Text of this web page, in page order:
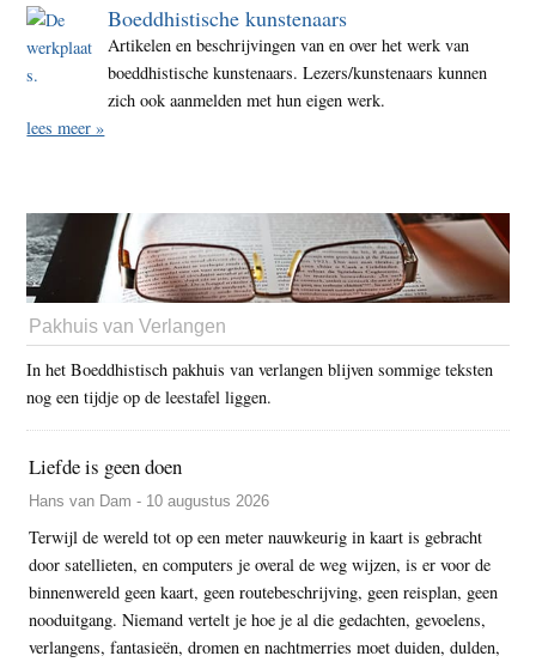
Boeddhistische kunstenaars
Artikelen en beschrijvingen van en over het werk van
boeddhistische kunstenaars. Lezers/kunstenaars kunnen
zich ook aanmelden met hun eigen werk.
lees meer »
Pakhuis van Verlangen
In het Boeddhistisch pakhuis van verlangen blijven sommige teksten
nog een tijdje op de leestafel liggen.
Liefde is geen doen
Hans van Dam - 10 augustus 2026
Terwijl de wereld tot op een meter nauwkeurig in kaart is gebracht
door satellieten, en computers je overal de weg wijzen, is er voor de
binnenwereld geen kaart, geen routebeschrijving, geen reisplan, geen
nooduitgang. Niemand vertelt je hoe je al die gedachten, gevoelens,
verlangens, fantasieën, dromen en nachtmerries moet duiden, dulden,